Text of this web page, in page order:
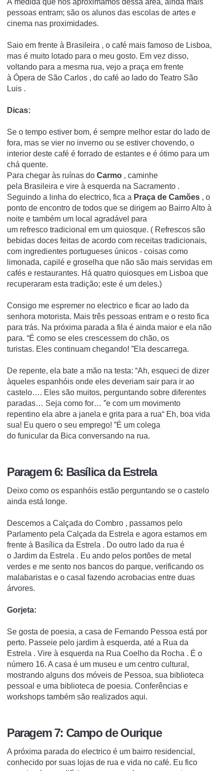
À medida que nos aproximamos dessa área, ainda mais
pessoas entram; são os alunos das escolas de artes e
cinema nas proximidades.
Saio em frente à Brasileira , o café mais famoso de Lisboa,
mas é muito lotado para o meu gosto. Em vez disso,
voltando para a mesma rua, vejo a praça em frente
à Ópera de São Carlos , do café ao lado do Teatro São
Luis .
Dicas:
Se o tempo estiver bom, é sempre melhor estar do lado de
fora, mas se vier no inverno ou se estiver chovendo, o
interior deste café é forrado de estantes e é ótimo para um
chá quente.
Para chegar às ruínas do Carmo , caminhe
pela Brasileira e vire à esquerda na Sacramento .
Seguindo a linha do electrico, fica a Praça de Camões , o
ponto de encontro de todos que se dirigem ao Bairro Alto à
noite e também um local agradável para
um refresco tradicional em um quiosque. ( Refrescos são
bebidas doces feitas de acordo com receitas tradicionais,
com ingredientes portugueses únicos - coisas como
limonada, capilé e groselha que não são mais servidas em
cafés e restaurantes. Há quatro quiosques em Lisboa que
recuperaram esta tradição; este é um deles.)
Consigo me espremer no electrico e ficar ao lado da
senhora motorista. Mais três pessoas entram e o resto fica
para trás. Na próxima parada a fila é ainda maior e ela não
para. “É como se eles crescessem do chão, os
turistas. Eles continuam chegando! ”Ela descarrega.
De repente, ela bate a mão na testa: “Ah, esqueci de dizer
àqueles espanhóis onde eles deveriam sair para ir ao
castelo…. Eles são muitos, perguntando sobre diferentes
paradas… Seja como for… ”e com um movimento
repentino ela abre a janela e grita para a rua“ Eh, boa vida
sua! Eu quero o seu emprego! ”É um colega
do funicular da Bica conversando na rua.
Paragem 6: Basílica da Estrela
Deixo como os espanhóis estão perguntando se o castelo
ainda está longe.
Descemos a Calçada do Combro , passamos pelo
Parlamento pela Calçada da Estrela e agora estamos em
frente à Basílica da Estrela . Do outro lado da rua é
o Jardim da Estrela . Eu ando pelos portões de metal
verdes e me sento nos bancos do parque, verificando os
malabaristas e o casal fazendo acrobacias entre duas
árvores.
Gorjeta:
Se gosta de poesia, a casa de Fernando Pessoa está por
perto. Passeie pelo jardim à esquerda, até a Rua da
Estrela . Vire à esquerda na Rua Coelho da Rocha . É o
número 16. A casa é um museu e um centro cultural,
mostrando alguns dos móveis de Pessoa, sua biblioteca
pessoal e uma biblioteca de poesia. Conferências e
workshops também são realizados aqui.
Paragem 7: Campo de Ourique
A próxima parada do electrico é um bairro residencial,
conhecido por suas lojas de rua e vida no café. Eu fico